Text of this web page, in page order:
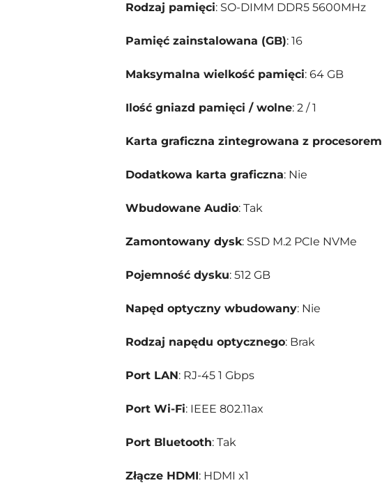
Rodzaj pamięci: SO-DIMM DDR5 5600MHz
Pamięć zainstalowana (GB): 16
Maksymalna wielkość pamięci: 64 GB
Ilość gniazd pamięci / wolne: 2 / 1
Karta graficzna zintegrowana z procesorem
Dodatkowa karta graficzna: Nie
Wbudowane Audio: Tak
Zamontowany dysk: SSD M.2 PCIe NVMe
Pojemność dysku: 512 GB
Napęd optyczny wbudowany: Nie
Rodzaj napędu optycznego: Brak
Port LAN: RJ-45 1 Gbps
Port Wi-Fi: IEEE 802.11ax
Port Bluetooth: Tak
Złącze HDMI: HDMI x1